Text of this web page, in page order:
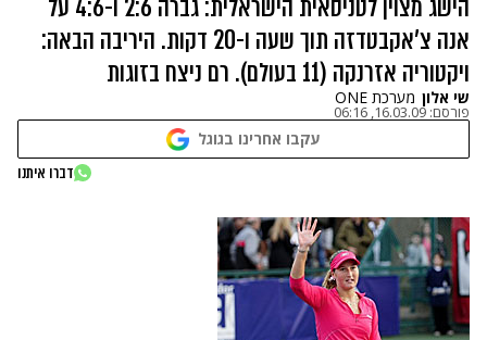
הישג מצוין לטניסאית הישראלית: גברה 2:6 ו-4:6 על
אנה צ'אקבטדזה תוך שעה ו-20 דקות. היריבה הבאה:
ויקטוריה אזרנקה (11 בעולם). רם ניצח בזוגות
שי אלון מערכת ONE
פורסם: 16.03.09, 06:16
עקבו אחרינו בגוגל
דברו איתנו